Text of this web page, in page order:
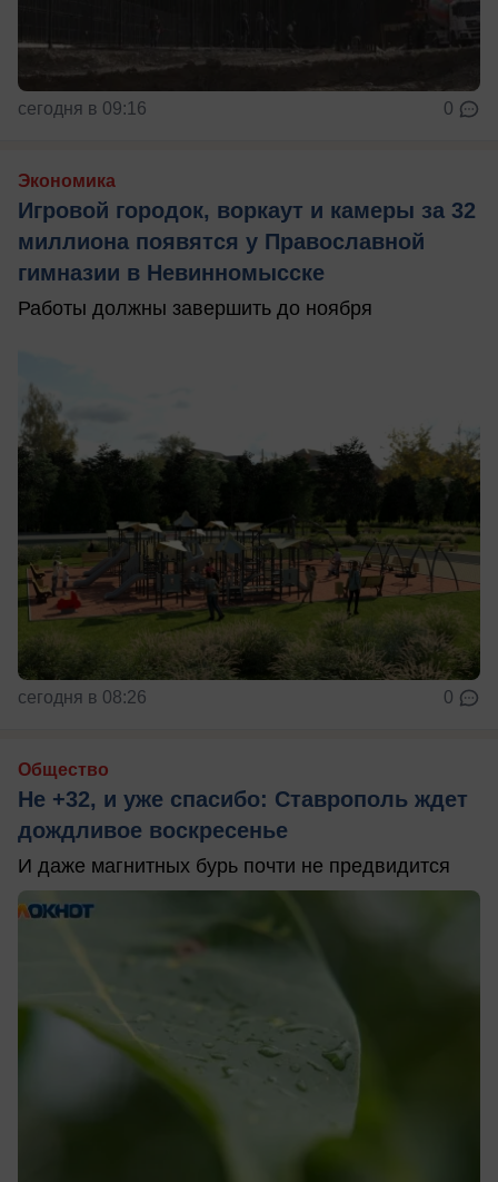
сегодня в 09:16 0
Экономика
Игровой городок, воркаут и камеры за 32
миллиона появятся у Православной
гимназии в Невинномысске
Работы должны завершить до ноября
сегодня в 08:26 0
Общество
Не +32, и уже спасибо: Ставрополь ждет
дождливое воскресенье
И даже магнитных бурь почти не предвидится